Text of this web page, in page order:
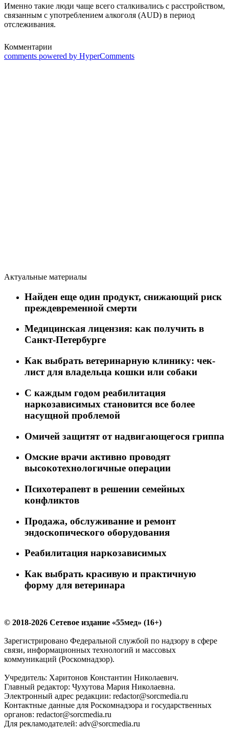
Именно такие люди чаще всего сталкивались с расстройством,
связанным с употреблением алкоголя (AUD) в период
отслеживания.
Комментарии
comments powered by HyperComments
Актуальные материалы
Найден еще один продукт, снижающий риск
преждевременной смерти
Медицинская лицензия: как получить в
Санкт-Петербурге
Как выбрать ветеринарную клинику: чек-
лист для владельца кошки или собаки
C каждым годом реабилитация
наркозависимых становится все более
насущной проблемой
Омичей защитят от надвигающегося гриппа
Омские врачи активно проводят
высокотехнологичные операции
Психотерапевт в решении семейных
конфликтов
Продажа, обслуживание и ремонт
эндоскопического оборудования
Реабилитация наркозависимых
Как выбрать красивую и практичную
форму для ветеринара
© 2018-2026 Сетевое издание «55мед» (16+)
Зарегистрировано Федеральной службой по надзору в сфере
связи, информационных технологий и массовых
коммуникаций (Роскомнадзор).
Учредитель: Харитонов Константин Николаевич.
Главный редактор: Чухутова Мария Николаевна.
Электронный адрес редакции: redactor@sorcmedia.ru
Контактные данные для Роскомнадзора и государственных
органов: redactor@sorcmedia.ru
Для рекламодателей: adv@sorcmedia.ru